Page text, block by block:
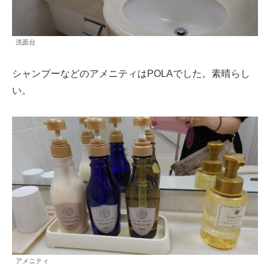
洗面台
シャンプーなどのアメニティはPOLAでした。素晴らし
い。
アメニティ